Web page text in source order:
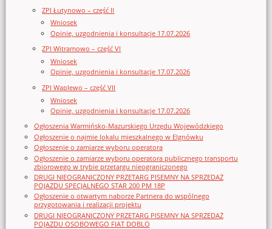
ZPI Łutynowo – część II
Wniosek
Opinie, uzgodnienia i konsultacje 17.07.2026
ZPI Witramowo – część VI
Wniosek
Opinie, uzgodnienia i konsultacje 17.07.2026
ZPI Waplewo – część VII
Wniosek
Opinie, uzgodnienia i konsultacje 17.07.2026
Ogłoszenia Warmińsko-Mazurskiego Urzędu Wojewódzkiego
Ogłoszenie o najmie lokalu mieszkalnego w Elgnówku
Ogłoszenie o zamiarze wyboru operatora
Ogłoszenie o zamiarze wyboru operatora publicznego transportu
zbiorowego w trybie przetargu nieograniczonego
DRUGI NIEOGRANICZONY PRZETARG PISEMNY NA SPRZEDAŻ
POJAZDU SPECJALNEGO STAR 200 PM 18P
Ogłoszenie o otwartym naborze Partnera do wspólnego
przygotowania i realizacji projektu
DRUGI NIEOGRANICZONY PRZETARG PISEMNY NA SPRZEDAŻ
POJAZDU OSOBOWEGO FIAT DOBLO